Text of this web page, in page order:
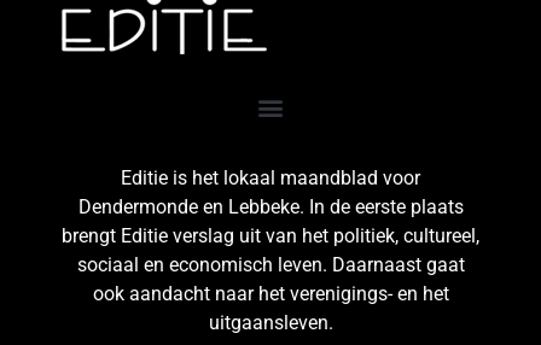
Editie is het lokaal maandblad voor
Dendermonde en Lebbeke. In de eerste plaats
brengt Editie verslag uit van het politiek, cultureel,
sociaal en economisch leven. Daarnaast gaat
ook aandacht naar het verenigings- en het
uitgaansleven.